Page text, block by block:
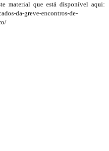
material que está disponível aqui:
da-greve-encontros-de-